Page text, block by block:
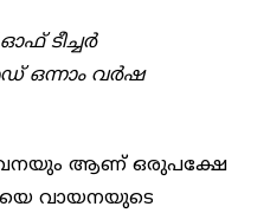
ടീച്ചർ
ഒന്നാം വർഷ
ആണ് ഒരുപക്ഷേ
വായനയുടെ